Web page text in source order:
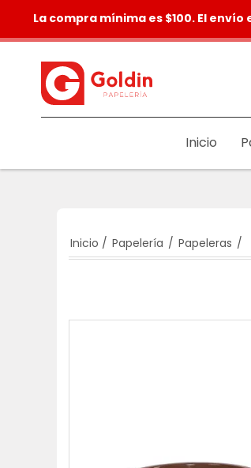
La compra mínima es $100. El
Inicio
Inicio / Papelería / Papeleras /